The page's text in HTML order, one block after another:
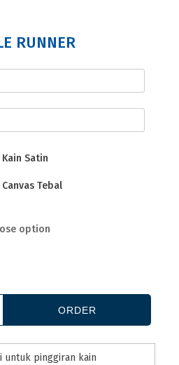
RUNNER
Kain Satin
Canvas Tebal
option
pinggiran kain